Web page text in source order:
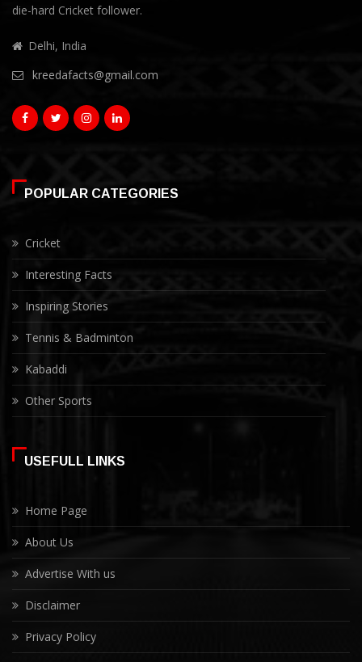
die-hard Cricket follower.
Delhi, India
kreedafacts@gmail.com
POPULAR CATEGORIES
Cricket
Interesting Facts
Inspiring Stories
Tennis & Badminton
Kabaddi
Other Sports
USEFULL LINKS
Home Page
About Us
Advertise With us
Disclaimer
Privacy Policy